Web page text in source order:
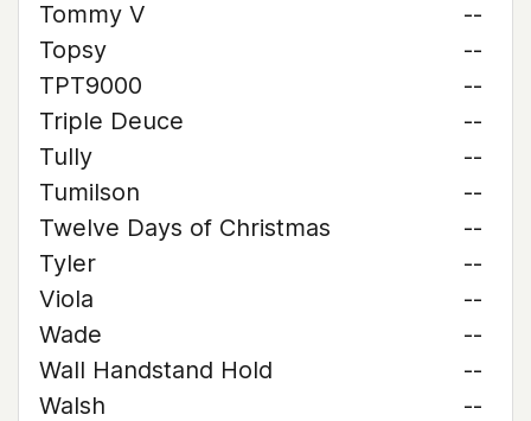
Tommy V
--
Topsy
--
TPT9000
--
Triple Deuce
--
Tully
--
Tumilson
--
Twelve Days of Christmas
--
Tyler
--
Viola
--
Wade
--
Wall Handstand Hold
--
Walsh
--